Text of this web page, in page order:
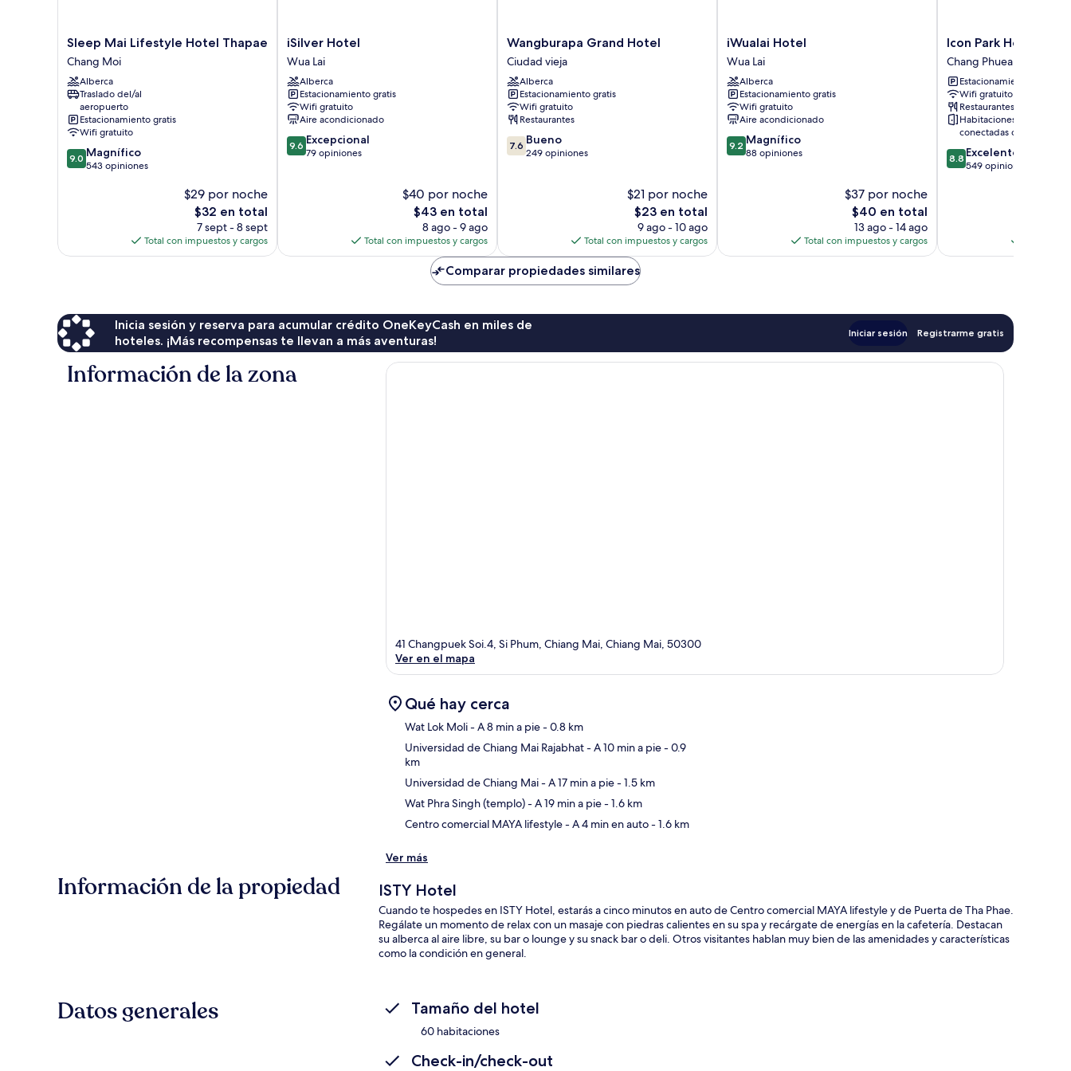
Sleep
Mai
Lifestyle
Hotel
Thapae
Chang
Moi
Sleep Mai Lifestyle Hotel Thapae
Chang Moi
Alberca
Traslado del/al
aeropuerto
Estacionamiento gratis
Wifi gratuito
9.0
de
9.0 Magnífico
543 opiniones
$29 por noche
El
precio
actual
es
$32 en total
7 sept - 8 sept
Total con impuestos y cargos
iSilver
Hotel
Wua
Lai
iSilver Hotel
Wua Lai
Alberca
Estacionamiento gratis
Wifi gratuito
Aire acondicionado
9.6
de
9.6 Excepcional
79 opiniones
$40 por noche
El
precio
actual
es
$43 en total
8 ago - 9 ago
Total con impuestos y cargos
Wangburapa
Grand
Hotel
Ciudad
vieja
Wangburapa Grand Hotel
Ciudad vieja
Alberca
Estacionamiento gratis
Wifi gratuito
Restaurantes
7.6
de
7.6 Bueno
249 opiniones
$21 por noche
El
precio
actual
es
de
$23
$23 en total
9 ago - 10 ago
Total con impuestos y cargos
iWualai
Hotel
Wua
Lai
iWualai Hotel
Wua Lai
Alberca
Estacionamiento gratis
Wifi gratuito
Aire acondicionado
9.2
de
9.2 Magnífico
88 opiniones
$37 por noche
El
precio
actual
es
$40 en total
13 ago - 14 ago
Total con impuestos y cargos
Icon
Park
Hotel
Chiang
Mai
Chang
Phueak
Icon Park Hotel
Chang Phueak
Estacionamiento gratis
Wifi gratuito
Restaurantes
Habitaciones
conectadas disponibles
8.8
de
8.8 Excelente
549 opiniones
Comparar propiedades similares
Inicia sesión y reserva para acumular crédito OneKeyCash en miles de
hoteles. ¡Más recompensas te llevan a más aventuras!
Iniciar sesión Registrarme gratis
Información de la zona
41 Changpuek Soi.4, Si Phum, Chiang Mai, Chiang Mai, 50300
Ver en el mapa
Qué hay cerca
Wat Lok Moli- A 8 min a pie- 0.8 km
Universidad de Chiang Mai Rajabhat- A 10 min a pie- 0.9
km
Universidad de Chiang Mai- A 17 min a pie- 1.5 km
Wat Phra Singh (templo)- A 19 min a pie- 1.6 km
Centro comercial MAYA lifestyle- A 4 min en auto- 1.6 km
Ver más
Información de la propiedad ISTY Hotel
Cuando te hospedes en ISTY Hotel, estarás a cinco minutos en auto de Centro comercial MAYA lifestyle y de Puerta de Tha Phae.
Regálate un momento de relax con un masaje con piedras calientes en su spa y recárgate de energías en la cafetería. Destacan
su alberca al aire libre, su bar o lounge y su snack bar o deli. Otros visitantes hablan muy bien de las amenidades y características
como la condición en general.
Datos generales Tamaño del hotel
60 habitaciones
Check-in/check-out